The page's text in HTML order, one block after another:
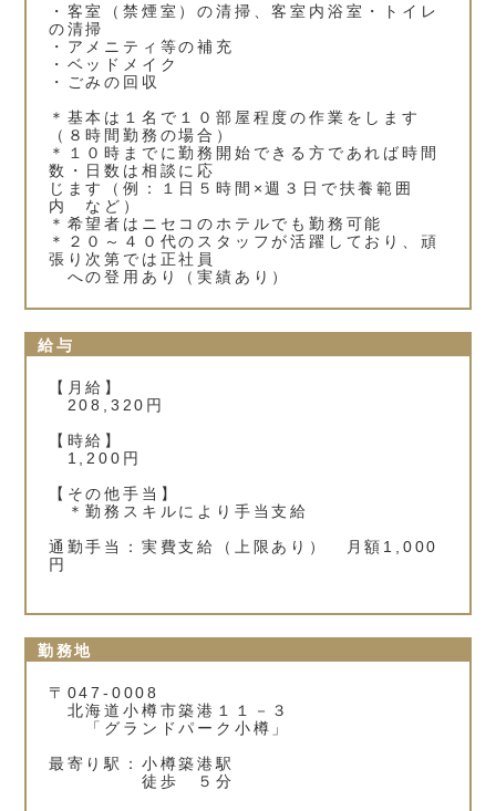
・客室（禁煙室）の清掃、客室内浴室・トイレ
の清掃
・アメニティ等の補充
・ベッドメイク
・ごみの回収
＊基本は１名で１０部屋程度の作業をします
（８時間勤務の場合）
＊１０時までに勤務開始できる方であれば時間
数・日数は相談に応
じます（例：１日５時間×週３日で扶養範囲
内 など）
＊希望者はニセコのホテルでも勤務可能
＊２０～４０代のスタッフが活躍しており、頑
張り次第では正社員
への登用あり（実績あり）
給与
【月給】
208,320円
【時給】
1,200円
【その他手当】
＊勤務スキルにより手当支給
通勤手当：実費支給（上限あり） 月額1,000
円
勤務地
〒047-0008
北海道小樽市築港１１－３
「グランドパーク小樽」
最寄り駅：小樽築港駅
徒歩 ５分